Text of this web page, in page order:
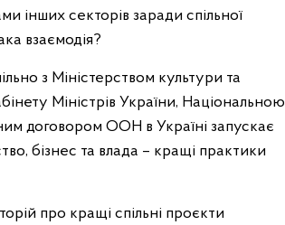
інших секторів заради спільної
взаємодія?
з Міністерством культури та
Міністрів України, Національною
договором ООН в Україні запускає
бізнес та влада – кращі практики
про кращі спільні проєкти